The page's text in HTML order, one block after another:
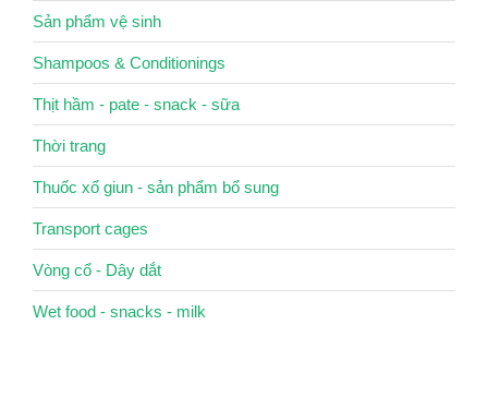
Sản phẩm vệ sinh
Shampoos & Conditionings
Thịt hầm - pate - snack - sữa
Thời trang
Thuốc xổ giun - sản phẩm bổ sung
Transport cages
Vòng cổ - Dây dắt
Wet food - snacks - milk